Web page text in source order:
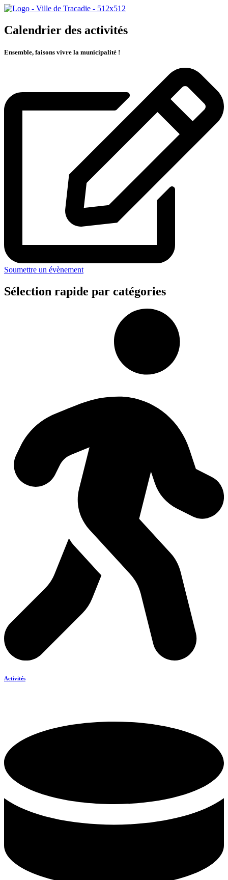
Calendrier des activités
Ensemble, faisons vivre la municipalité !
Soumettre un évènement
Sélection rapide par catégories
Activités